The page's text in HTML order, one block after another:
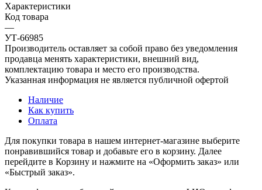
Характеристики
Код товара
—
УТ-66985
Производитель оставляет за собой право без уведомления
продавца менять характеристики, внешний вид,
комплектацию товара и место его производства.
Указанная информация не является публичной офертой
Наличие
Как купить
Оплата
Для покупки товара в нашем интернет-магазине выберите
понравившийся товар и добавьте его в корзину. Далее
перейдите в Корзину и нажмите на «Оформить заказ» или
«Быстрый заказ».